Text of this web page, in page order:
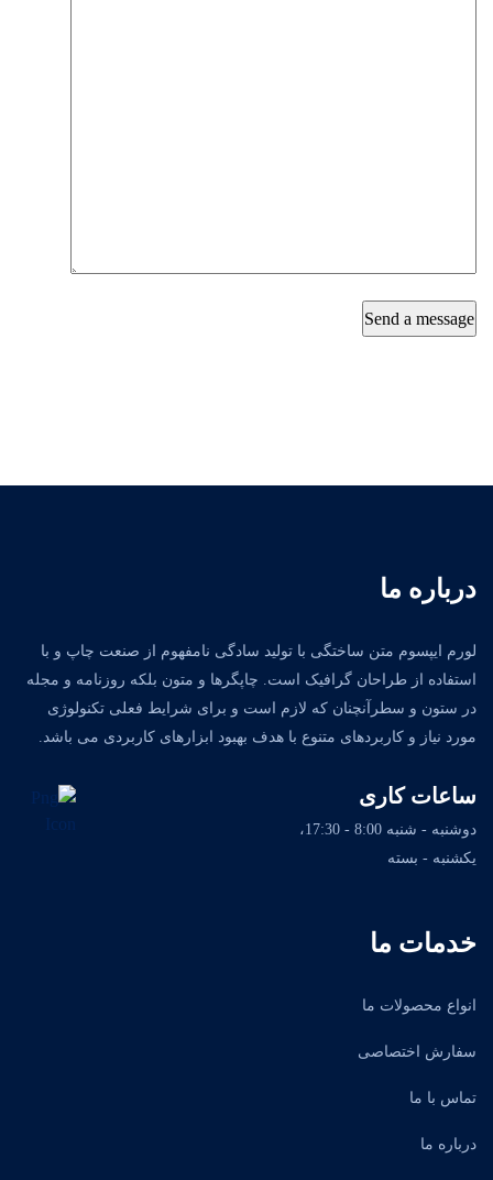
درباره ما
لورم ایپسوم متن ساختگی با تولید سادگی نامفهوم از صنعت چاپ و با
استفاده از طراحان گرافیک است. چاپگرها و متون بلکه روزنامه و مجله
در ستون و سطرآنچنان که لازم است و برای شرایط فعلی تکنولوژی
مورد نیاز و کاربردهای متنوع با هدف بهبود ابزارهای کاربردی می باشد.
ساعات کاری
دوشنبه - شنبه 8:00 - 17:30،
یکشنبه - بسته
خدمات ما
انواع محصولات ما
سفارش اختصاصی
تماس با ما
درباره ما